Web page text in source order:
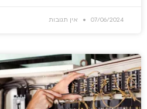
07/06/2024 אין תגובות